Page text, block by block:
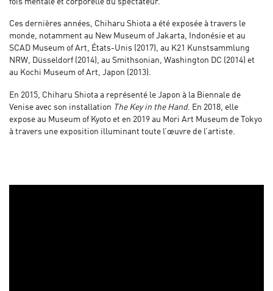
Ces dernières années, Chiharu Shiota a été exposée à travers le
monde, notamment au New Museum of Jakarta, Indonésie et au
SCAD Museum of Art, États-Unis (2017), au K21 Kunstsammlung
NRW, Düsseldorf (2014), au Smithsonian, Washington DC (2014) et
au Kochi Museum of Art, Japon (2013).
En 2015, Chiharu Shiota a représenté le Japon à la Biennale de
Venise avec son installation The Key in the Hand. En 2018, elle
expose au Museum of Kyoto et en 2019 au Mori Art Museum de Tokyo
à travers une exposition illuminant toute l’œuvre de l’artiste.